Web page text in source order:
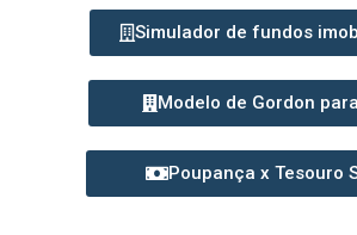
Simulador de fundos
Modelo de Gordon
Poupança x Tesouro